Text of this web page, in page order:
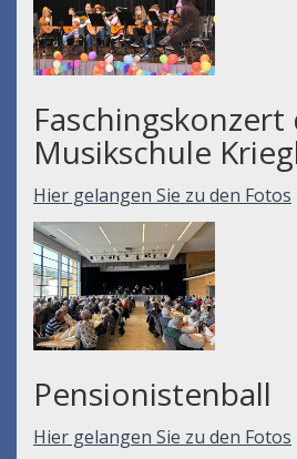
Faschingskonzert
Musikschule
Hier gelangen Sie zu den Fotos
Pensionistenball
Hier gelangen Sie zu den Fotos